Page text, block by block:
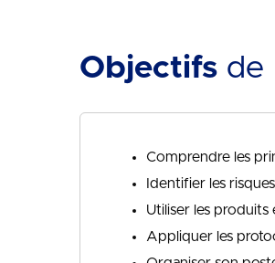
Objectifs de
Comprendre les
Identifier les
Utiliser les
Appliquer les